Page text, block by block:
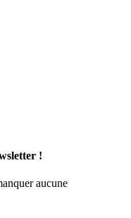
!
aucune